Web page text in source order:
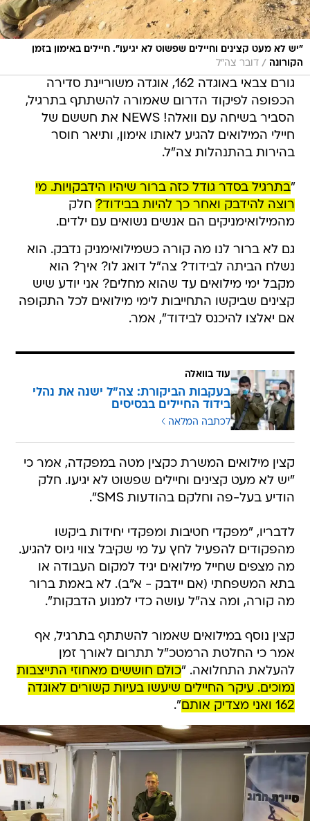
"יש לא מעט קצינים וחיילים שפשוט לא יגיעו". חיילים באימון בזמן
הקורונה / דובר צה"ל
גורם צבאי באוגדה 162, אוגדה משוריינת סדירה
הכפופה לפיקוד הדרום שאמורה להשתתף בתרגיל,
הסביר בשיחה עם וואלה! NEWS את חששם של
חיילי המילואים להגיע לאותו אימון, ותיאר חוסר
בהירות בהתנהלות צה"ל.
"בתרגיל בסדר גודל כזה ברור שיהיו הידבקויות. מי
רוצה להידבק ואחר כך להיות בבידוד? חלק
מהמילואימניקים הם אנשים נשואים עם ילדים.
גם לא ברור לנו מה קורה כשמילואימניק נדבק. הוא
נשלח הביתה לבידוד? צה"ל דואג לו? איך? הוא
מקבל ימי מילואים עד שהוא מחלים? אני יודע שיש
קצינים שביקשו התחייבות לימי מילואים לכל התקופה
אם יאלצו להיכנס לבידוד", אמר.
עוד בוואלה
בעקבות הביקורת: צה"ל ישנה את נהלי
בידוד החיילים בבסיסים
לכתבה המלאה
קצין מילואים המשרת כקצין מטה במפקדה, אמר כי
"יש לא מעט קצינים וחיילים שפשוט לא יגיעו. חלק
הודיע בעל-פה וחלקם בהודעות SMS".
לדבריו, "מפקדי חטיבות ומפקדי יחידות ביקשו
מהפקודים להפעיל לחץ על מי שקיבל צווי גיוס להגיע.
מה מצפים שחייל מילואים יגיד למקום העבודה או
בתא המשפחתי (אם יידבק - א"ב). לא באמת ברור
מה קורה, ומה צה"ל עושה כדי למנוע הדבקות".
קצין נוסף במילואים שאמור להשתתף בתרגיל, אף
אמר כי החלטת הרמטכ"ל תתרום לאורך זמן
להעלאת התחלואה. "כולם חוששים מאחוזי התייצבות
נמוכים. עיקר החיילים שיעשו בעיות קשורים לאוגדה
162 ואני מצדיק אותם
".